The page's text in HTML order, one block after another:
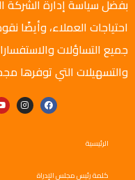
بفضل سياسة إدارة الشركة
احتياجات العملاء، وأيضًا
جميع التساؤلات
والتسهيلات التي توفرها
الرئيسية
كلمة رئيس مجلس الإدراة